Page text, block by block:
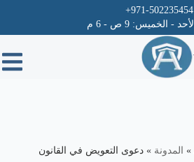
971-502235454+
الأحد - الخميس: 9 ص - 6 م
» المدونة » دعوى التعويض في القانون